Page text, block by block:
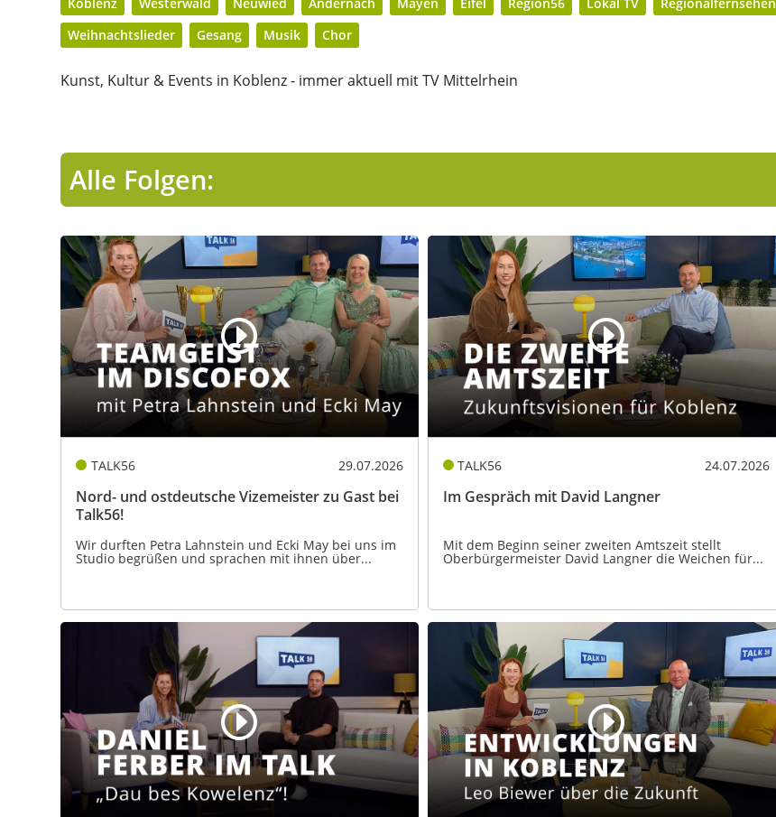
Weihnachtslieder
Gesang Musik Chor
Kunst, Kultur & Events in Koblenz - immer aktuell mit TV Mittelrhein
Alle Folgen:
TALK56 29.07.2026
Nord- und ostdeutsche Vizemeister zu Gast bei
Talk56!
Wir durften Petra Lahnstein und Ecki May bei uns im
Studio begrüßen und sprachen mit ihnen über...
TALK56 24.07.2026
Im Gespräch mit David Langner
Mit dem Beginn seiner zweiten Amtszeit stellt
Oberbürgermeister David Langner die Weichen für...